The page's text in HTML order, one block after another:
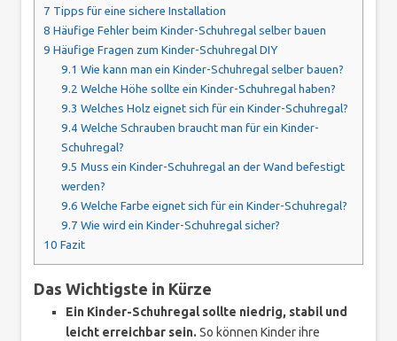
7 Tipps für eine sichere Installation
8 Häufige Fehler beim Kinder-Schuhregal selber bauen
9 Häufige Fragen zum Kinder-Schuhregal DIY
9.1 Wie kann man ein Kinder-Schuhregal selber bauen?
9.2 Welche Höhe sollte ein Kinder-Schuhregal haben?
9.3 Welches Holz eignet sich für ein Kinder-Schuhregal?
9.4 Welche Schrauben braucht man für ein Kinder-
Schuhregal?
9.5 Muss ein Kinder-Schuhregal an der Wand befestigt
werden?
9.6 Welche Farbe eignet sich für ein Kinder-Schuhregal?
9.7 Wie wird ein Kinder-Schuhregal sicher?
10 Fazit
Das Wichtigste in Kürze
Ein Kinder-Schuhregal sollte niedrig, stabil und
leicht erreichbar sein. So können Kinder ihre